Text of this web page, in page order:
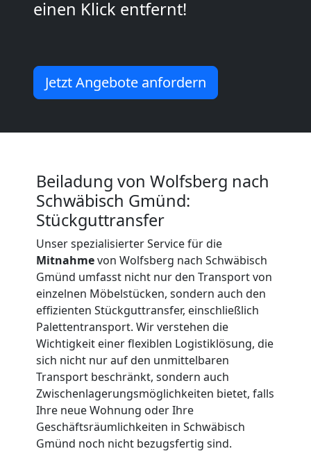
einen Klick entfernt!
Jetzt Angebote anfordern
Beiladung von Wolfsberg nach
Schwäbisch Gmünd:
Stückguttransfer
Unser spezialisierter Service für die
Mitnahmevon Wolfsberg nach Schwäbisch
Gmünd umfasst nicht nur den Transport von
einzelnen Möbelstücken, sondern auch den
effizienten Stückguttransfer, einschließlich
Palettentransport. Wir verstehen die
Wichtigkeit einer flexiblen Logistiklösung, die
sich nicht nur auf den unmittelbaren
Transport beschränkt, sondern auch
Zwischenlagerungsmöglichkeiten bietet, falls
Ihre neue Wohnung oder Ihre
Geschäftsräumlichkeiten in Schwäbisch
Gmünd noch nicht bezugsfertig sind.
Beiladung
Internationaler
Umzug
Nationaler
Umzug